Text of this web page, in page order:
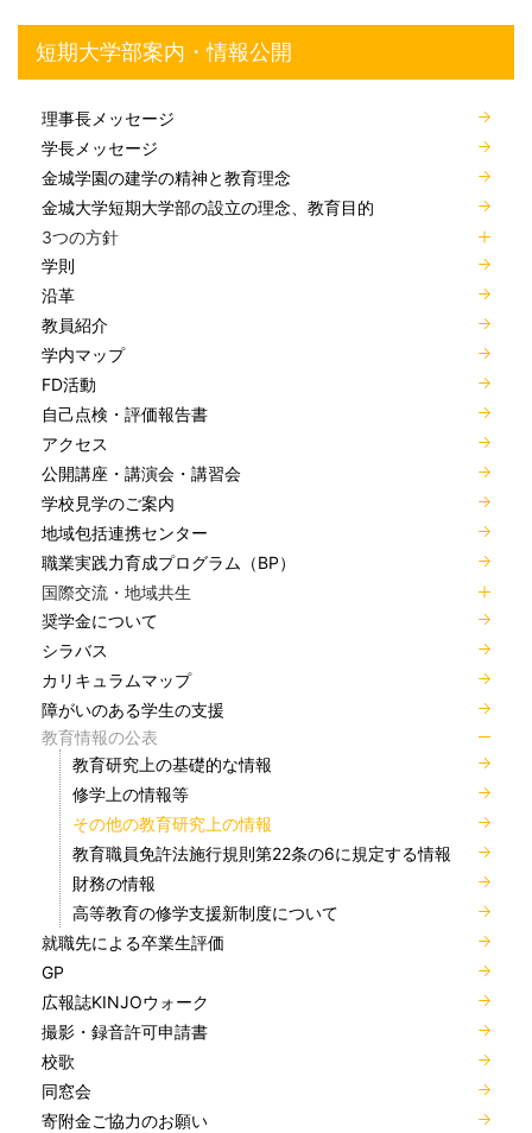
短期大学部案内・情報公開
理事長メッセージ
学長メッセージ
金城学園の建学の精神と教育理念
金城大学短期大学部の設立の理念、教育目的
3つの方針
学則
沿革
教員紹介
学内マップ
FD活動
自己点検・評価報告書
アクセス
公開講座・講演会・講習会
学校見学のご案内
地域包括連携センター
職業実践力育成プログラム（BP）
国際交流・地域共生
奨学金について
シラバス
カリキュラムマップ
障がいのある学生の支援
教育情報の公表
教育研究上の基礎的な情報
修学上の情報等
その他の教育研究上の情報
教育職員免許法施行規則第22条の6に規定する情報
財務の情報
高等教育の修学支援新制度について
就職先による卒業生評価
GP
広報誌KINJOウォーク
撮影・録音許可申請書
校歌
同窓会
寄附金ご協力のお願い